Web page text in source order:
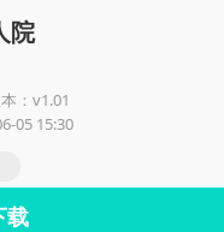
院
：v1.01
05 15:30
载